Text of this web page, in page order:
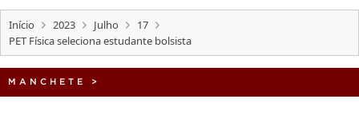
CONCURSOS
EDITAIS
Início 2023 Julho
17
PET Física seleciona estudante bolsista
MANCHETE >